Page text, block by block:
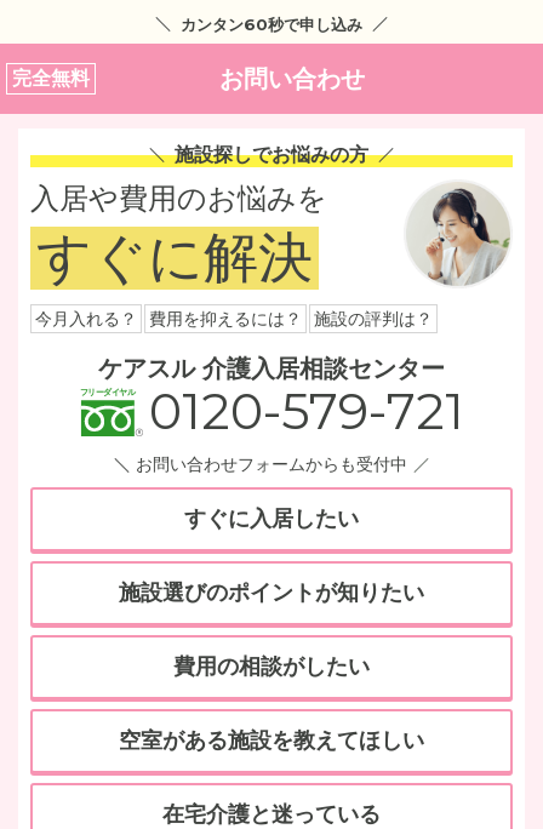
カンタン60秒で申し込み
完全無料 お問い合わせ
施設探しでお悩みの方
入居や費用のお悩みを
すぐに解決
今月入れる？ 費用を抑えるには？ 施設の評判は？
ケアスル 介護入居相談センター
0120-579-721
お問い合わせフォームからも受付中
すぐに入居したい
施設選びのポイントが知りたい
費用の相談がしたい
空室がある施設を教えてほしい
在宅介護と迷っている